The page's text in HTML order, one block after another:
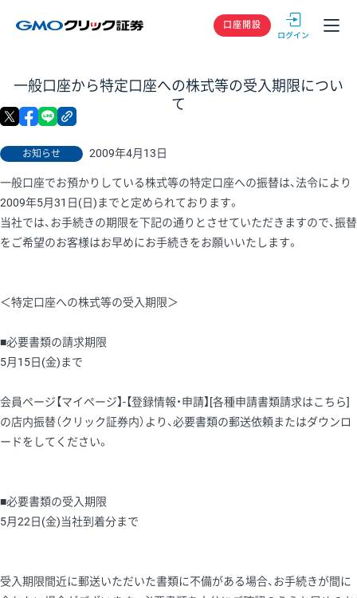
GMOクリック
口座開設
一般口座から特定口座への株式等の受入期限につい
て
お知らせ 2009年4月13日
X facebook
一般口座でお預かりしている株式等の特定口座への振替は、法令により
2009年5月31日(日)までと定められております。
当社では、お手続きの期限を下記の通りとさせていただきますので、振替
をご希望のお客様はお早めにお手続きをお願いいたします。
＜特定口座への株式等の受入期限＞
■必要書類の請求期限
5月15日(金)まで
会員ページ【マイページ】-【登録情報・申請】[各種申請書類請求はこちら]
の店内振替（クリック証券内）より、必要書類の郵送依頼またはダウンロ
ードをしてください。
■必要書類の受入期限
5月22日(金)当社到着分まで
受入期限間近に郵送いただいた書類に不備がある場合、お手続きが間に